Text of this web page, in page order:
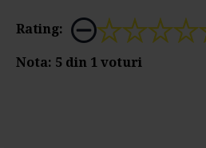
Rating:
Nota: 5 din 1 voturi